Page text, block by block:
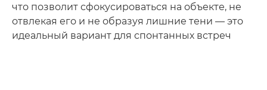
что позволит сфокусироваться на объекте, не
отвлекая его и не образуя лишние тени — это
идеальный вариант для спонтанных встреч